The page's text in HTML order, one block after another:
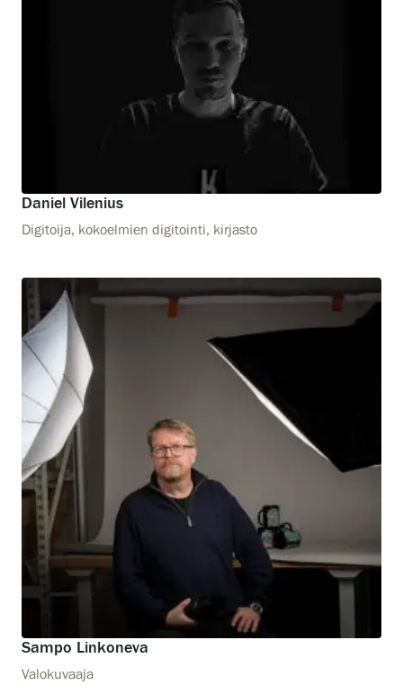
Daniel Vilenius
Digitoija, kokoelmien digitointi, kirjasto
Sampo Linkoneva
Valokuvaaja